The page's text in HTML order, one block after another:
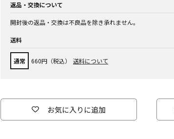
返品・交換について
開封後の返品・交換は不良品を除き承れません。
送料
通常 660円（税込） 送料について
お気に入りに追加